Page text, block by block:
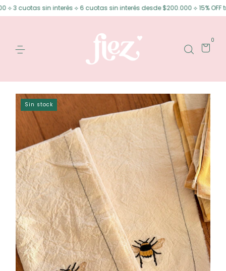
sin interés ⟡ 6 cuotas sin interés desde $200.000 ⟡ 15% OFF
0
Sin stock